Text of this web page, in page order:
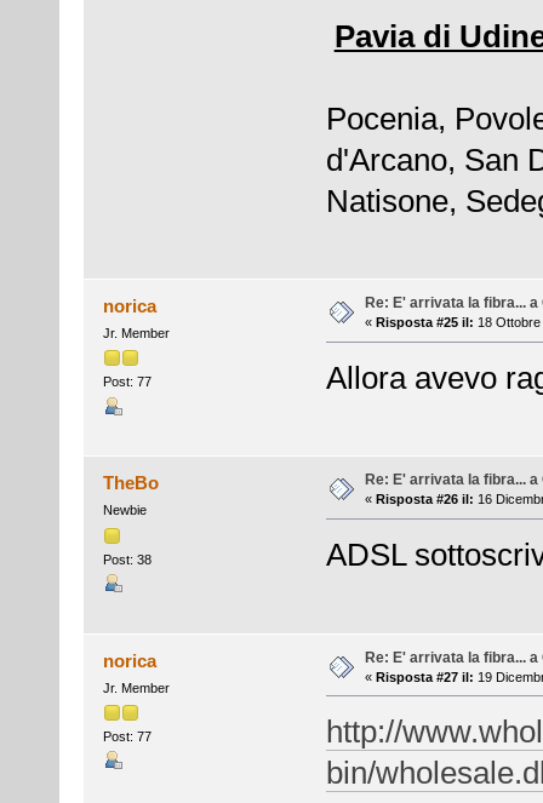
Pavia di
Pocenia,
d'Arcano, San
Natisone,
norica
Jr. Member
Post: 77
Re: E' arrivata la fibra... a
« Risposta #25 il: 18
Allora avevo
TheBo
Newbie
Post: 38
Re: E' arrivata la fibra... a
« Risposta #26 il: 16
ADSL
norica
Jr. Member
Post: 77
Re: E' arrivata la fibra... a
« Risposta #27 il: 19
http://
bin/